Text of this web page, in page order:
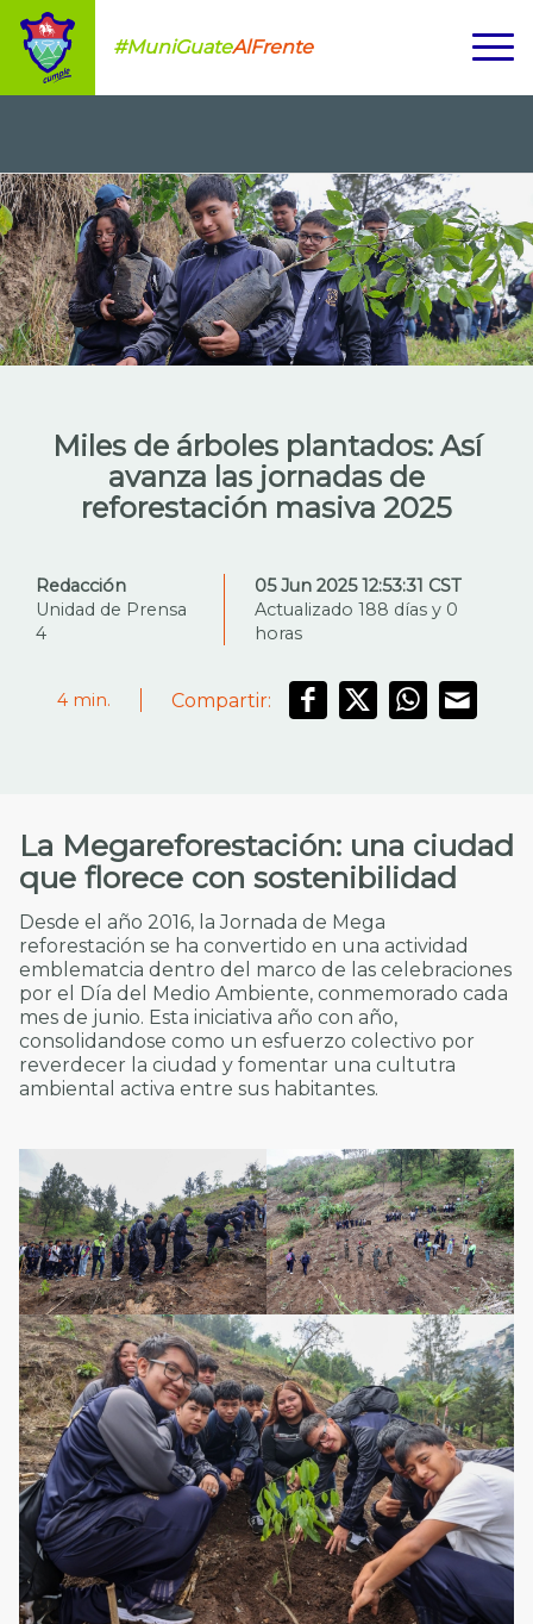
#MuniGuateAlFrente
Miles de árboles plantados: Así
avanza las jornadas de
reforestación masiva 2025
Redacción
Unidad de Prensa
4
05 Jun 2025 12:53:31 CST
Actualizado 188 días y 0
horas
4 min. Compartir:
La Megareforestación: una ciudad
que florece con sostenibilidad
Desde el año 2016, la Jornada de Mega
reforestación se ha convertido en una actividad
emblematcia dentro del marco de las celebraciones
por el Día del Medio Ambiente, conmemorado cada
mes de junio. Esta iniciativa año con año,
consolidandose como un esfuerzo colectivo por
reverdecer la ciudad y fomentar una cultutra
ambiental activa entre sus habitantes.